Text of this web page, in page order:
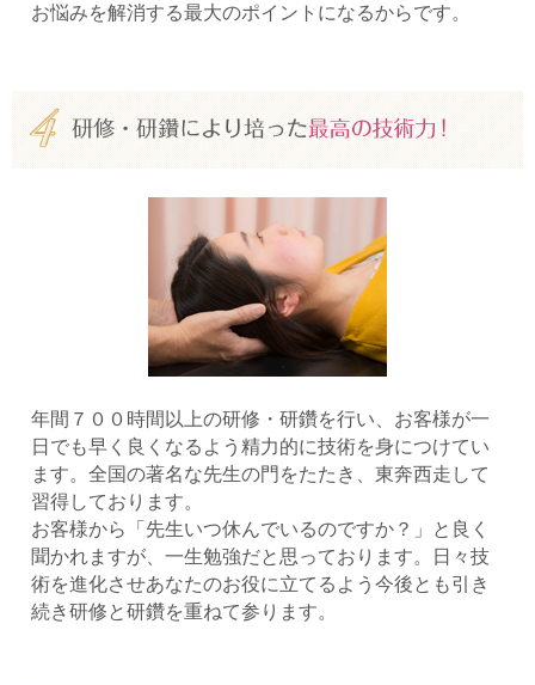
お悩みを解消する最大のポイントになるからです。
年間７００時間以上の研修・研鑽を行い、お客様が一
日でも早く良くなるよう精力的に技術を身につけてい
ます。全国の著名な先生の門をたたき、東奔西走して
習得しております。
お客様から「先生いつ休んでいるのですか？」と良く
聞かれますが、一生勉強だと思っております。日々技
術を進化させあなたのお役に立てるよう今後とも引き
続き研修と研鑽を重ねて参ります。